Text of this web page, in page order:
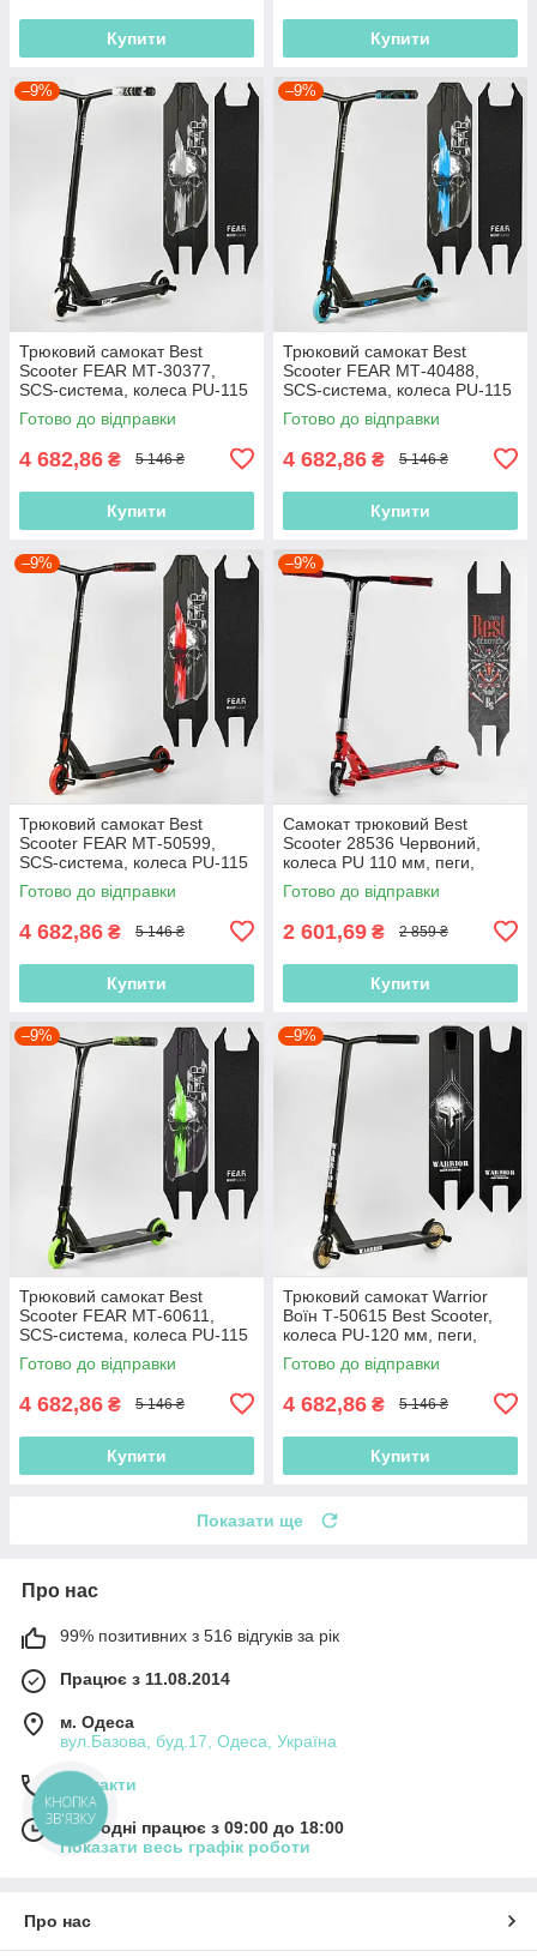
Купити Купити
–9%
Трюковий самокат Best
Scooter FEAR МТ-30377,
SCS-система, колеса PU-115
мм, висота 85 см, з пегами
Готово до відправки
4 682,86 ₴ 5 146 ₴
Купити
–9%
Трюковий самокат Best
Scooter FEAR МТ-40488,
SCS-система, колеса PU-115
мм, висота 85 см, з пегами
Готово до відправки
4 682,86 ₴ 5 146 ₴
Купити
–9%
Трюковий самокат Best
Scooter FEAR МТ-50599,
SCS-система, колеса PU-115
мм, висота 85 см, з пегами
Готово до відправки
4 682,86 ₴ 5 146 ₴
Купити
–9%
Самокат трюковий Best
Scooter 28536 Червоний,
колеса PU 110 мм, пеги,
Анодоване фарбування,
висота 85 см
Готово до відправки
2 601,69 ₴ 2 859 ₴
Купити
–9%
Трюковий самокат Best
Scooter FEAR МТ-60611,
SCS-система, колеса PU-115
мм, висота 85 см, з пегами
Готово до відправки
4 682,86 ₴ 5 146 ₴
Купити
–9%
Трюковий самокат Warrior
Воїн Т-50615 Best Scooter,
колеса PU-120 мм, пеги,
висота 85 см
Готово до відправки
4 682,86 ₴ 5 146 ₴
Купити
Показати ще
Про нас
99% позитивних з 516 відгуків за рік
Працює з 11.08.2014
м. Одеса
вул.Базова, буд.17, Одеса, Україна
Контакти
Сьогодні працює з 09:00 до 18:00
Показати весь графік роботи
Про нас
КНОПКА
ЗВ'ЯЗКУ